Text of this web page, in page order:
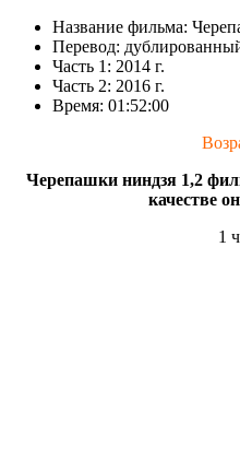
Название фильма:
Перевод:
Часть 1: 2014 г.
Часть 2: 2016 г.
Время: 01:52:00
Черепашки ниндзя 1,2
качестве
1